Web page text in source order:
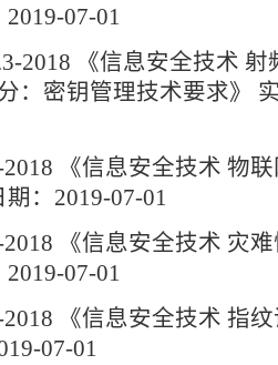
07-01
2018 《信息安全技术
：密钥管理技术要求》
2018 《信息安全技术 物
：2019-07-01
2018 《信息安全技术 灾
07-01
2018 《信息安全技术 指
07-01